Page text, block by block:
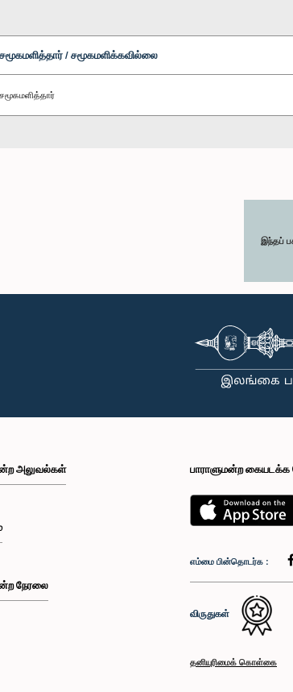
சமூகமளித்தார் / சமூகமளிக்கவில்லை
சமூகமளித்தார்
இந்தப்
அலுவல்கள்
நேரலை
பாராளுமன்ற கையடக்க
எம்மை பின்தொடர்க :
விருதுகள்
தனியுரிமைக் கொள்கை